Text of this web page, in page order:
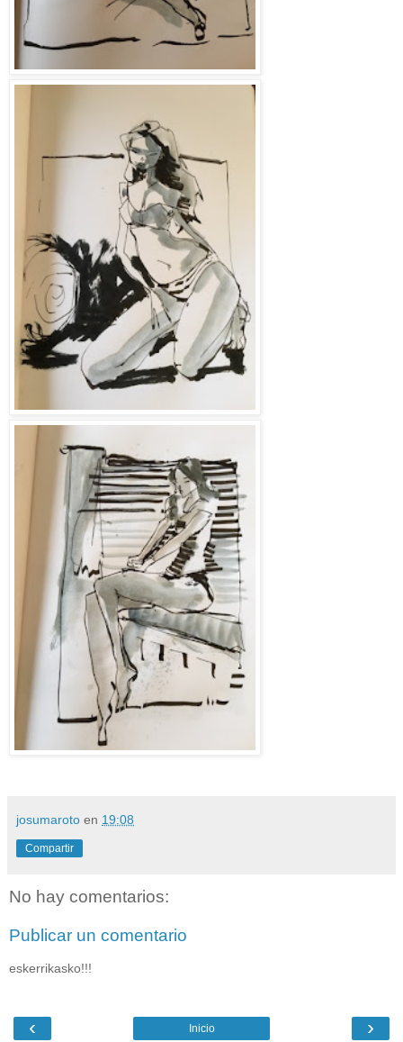
josumaroto en 19:08
Compartir
No hay comentarios:
Publicar un comentario
eskerrikasko!!!
‹ ›
Inicio